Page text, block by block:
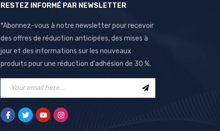
RESTEZ INFORMÉ PAR NEWSLETTER
*Abonnez-vous à notre newsletter pour recevoir
des offres de réduction anticipées, des mises à
jour et des informations sur les nouveaux
produits pour une réduction d'adhésion de 30 %.